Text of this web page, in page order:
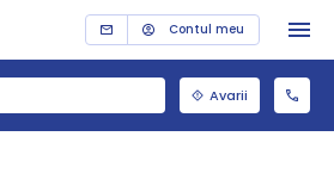
Contul meu
Avarii